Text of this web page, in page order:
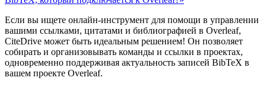
Если вы ищете онлайн-инструмент для помощи в управлении
вашими ссылками, цитатами и библиографией в Overleaf,
CiteDrive может быть идеальным решением! Он позволяет
собирать и организовывать команды и ссылки в проектах,
одновременно поддерживая актуальность записей BibTeX в
вашем проекте Overleaf.